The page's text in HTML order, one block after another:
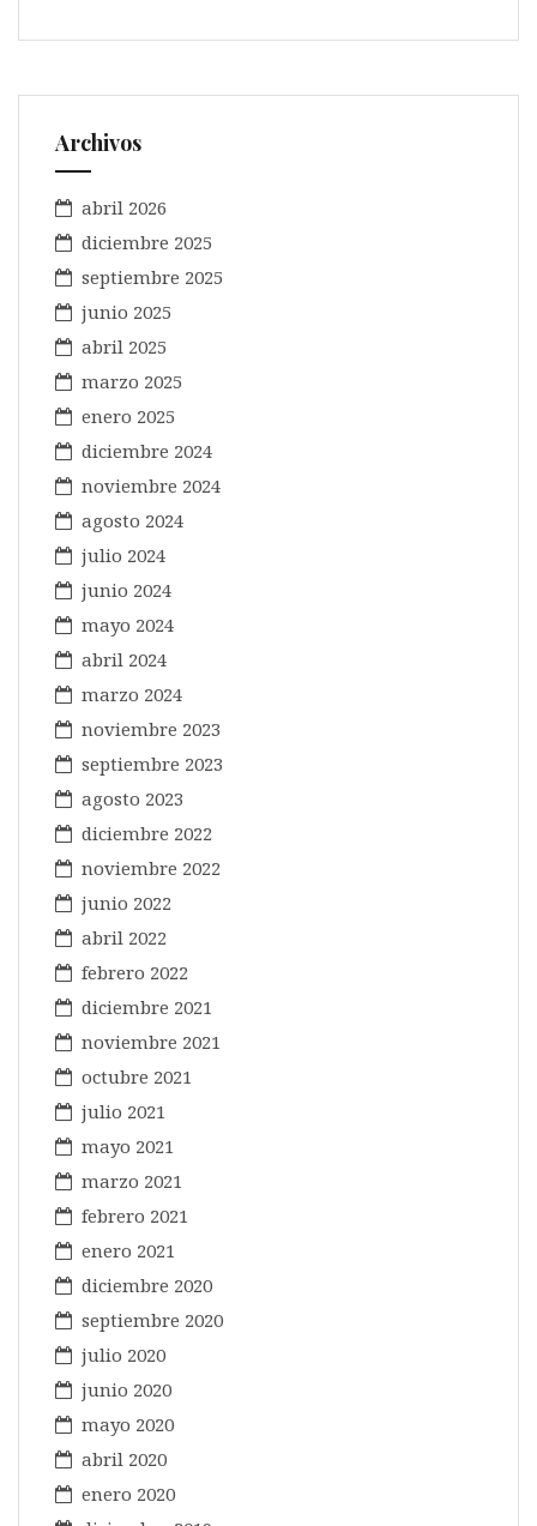
Archivos
abril 2026
diciembre 2025
septiembre 2025
junio 2025
abril 2025
marzo 2025
enero 2025
diciembre 2024
noviembre 2024
agosto 2024
julio 2024
junio 2024
mayo 2024
abril 2024
marzo 2024
noviembre 2023
septiembre 2023
agosto 2023
diciembre 2022
noviembre 2022
junio 2022
abril 2022
febrero 2022
diciembre 2021
noviembre 2021
octubre 2021
julio 2021
mayo 2021
marzo 2021
febrero 2021
enero 2021
diciembre 2020
septiembre 2020
julio 2020
junio 2020
mayo 2020
abril 2020
enero 2020